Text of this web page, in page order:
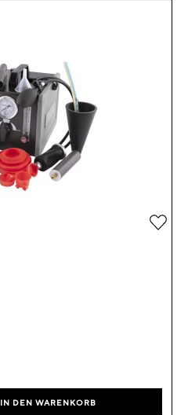
IN DEN WARENKORB
Zur